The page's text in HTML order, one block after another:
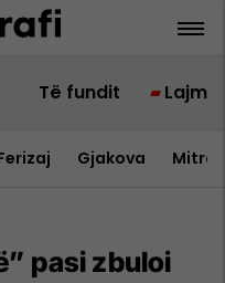
Të fundit Lajme
Gjakova
pasi zbuloi